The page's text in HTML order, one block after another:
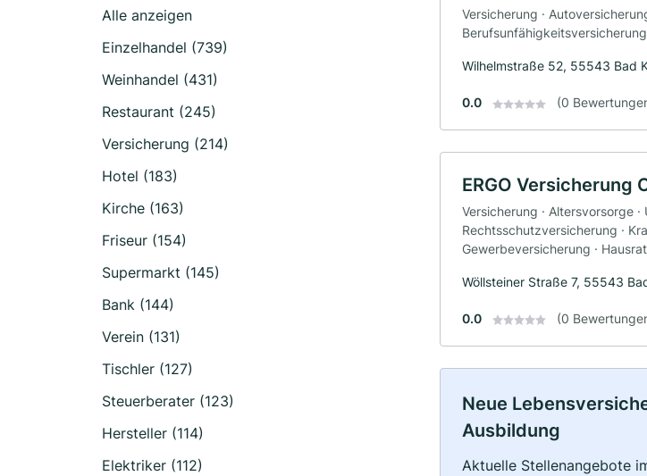
Alle anzeigen
Einzelhandel (739)
Weinhandel (431)
Restaurant (245)
Versicherung (214)
Hotel (183)
Kirche (163)
Friseur (154)
Supermarkt (145)
Bank (144)
Verein (131)
Tischler (127)
Steuerberater (123)
Hersteller (114)
Elektriker (112)
Versicherung ·
Wilhelmstraße 52, 55543 Bad
0.0 (0
ERGO Versicherung
Versicherung · Altersvorsorge
Rechtsschutzversicherung ·
Gewerbeversicherung ·
Wöllsteiner Straße 7, 55543
0.0 (0
Neue
Ausbildung
Aktuelle Stellenangebote